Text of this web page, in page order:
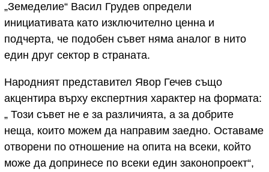
„Земеделие“ Васил Грудев определи
инициативата като изключително ценна и
подчерта, че подобен съвет няма аналог в нито
един друг сектор в страната.
Народният представител Явор Гечев също
акцентира върху експертния характер на формата:
„ Този съвет не е за различията, а за добрите
неща, които можем да направим заедно. Оставаме
отворени по отношение на опита на всеки, който
може да допринесе по всеки един законопроект“,